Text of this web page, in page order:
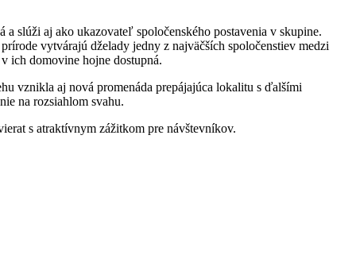
slúži aj ako ukazovateľ spoločenského postavenia v skupine.
vytvárajú dželady jedny z najväčších spoločenstiev medzi
ich domovine hojne dostupná.
vznikla aj nová promenáda prepájajúca lokalitu s ďalšími
na rozsiahlom svahu.
s atraktívnym zážitkom pre návštevníkov.